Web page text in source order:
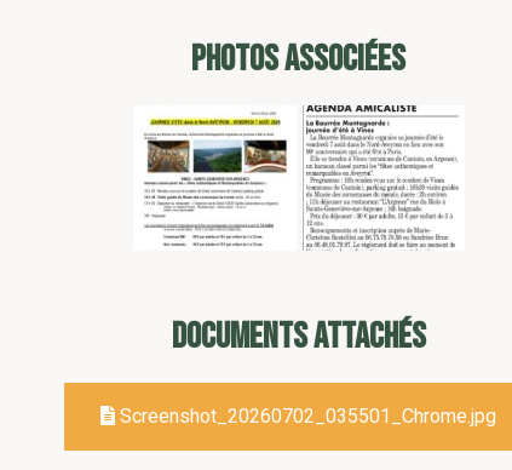
PHOTOS ASSOCIÉES
DOCUMENTS ATTACHÉS
Screenshot_20260702_035501_Chrome.jpg